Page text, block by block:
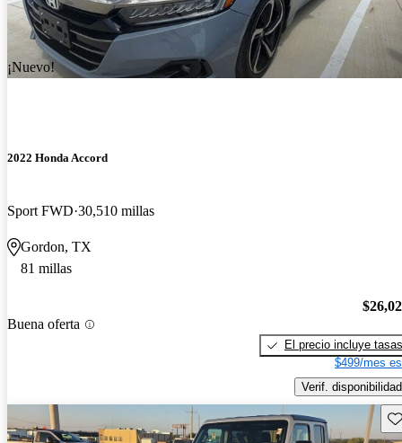
¡Nuevo!
2022 Honda Accord
Sport FWD 30,510 millas
Gordon, TX
81 millas
Buena oferta
El precio incluye tasas
$499/mes
Verif. disponibilidad